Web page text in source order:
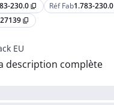
230.0 content_copy Réf Fab1.783-230.0
content_copy
EU
description complète